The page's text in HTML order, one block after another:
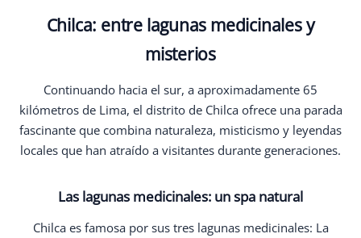
Chilca: entre lagunas medicinales y
misterios
Continuando hacia el sur, a aproximadamente 65
kilómetros de Lima, el distrito de Chilca ofrece una parada
fascinante que combina naturaleza, misticismo y leyendas
locales que han atraído a visitantes durante generaciones.
Las lagunas medicinales: un spa natural
Chilca es famosa por sus tres lagunas medicinales: La